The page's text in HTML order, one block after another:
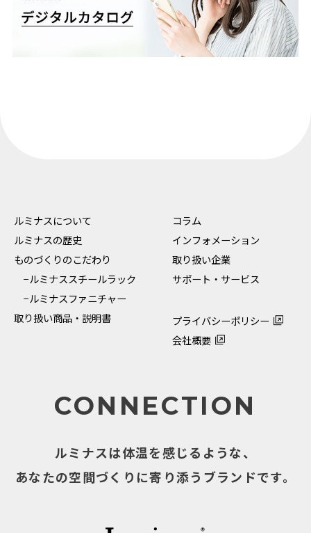
ルミナスについて
ルミナスの歴史
ものづくりのこだわり
−ルミナススチールラック
−ルミナスファニチャー
取り扱い商品・説明書
コラム
インフォメーション
取り扱い企業
サポート・サービス
プライバシーポリシー
会社概要
CONNECTION
ルミナスは体温を感じるような、
あなたの空間づくりに寄り添うブランドです。